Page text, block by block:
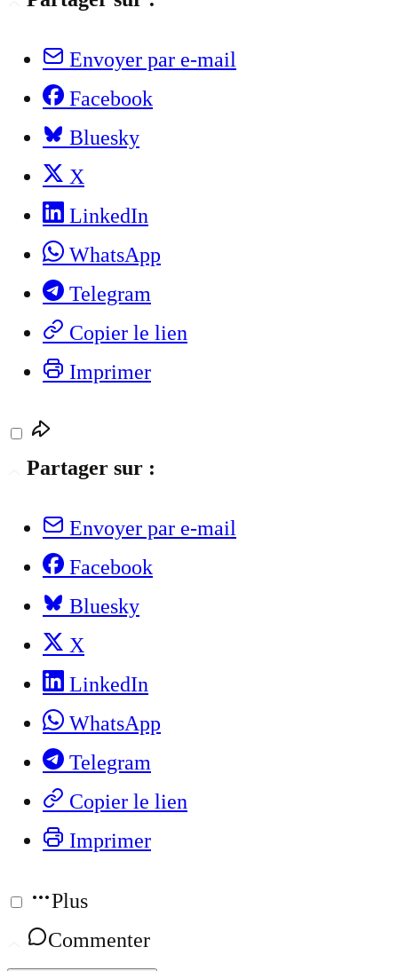
Envoyer par e-mail
Facebook
Bluesky
X
LinkedIn
WhatsApp
Telegram
Copier le lien
Imprimer
Partager sur :
Envoyer par e-mail
Facebook
Bluesky
X
LinkedIn
WhatsApp
Telegram
Copier le lien
Imprimer
Plus
Commenter